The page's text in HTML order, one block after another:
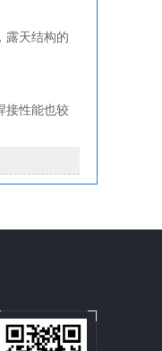
露天结构的
接性能也较